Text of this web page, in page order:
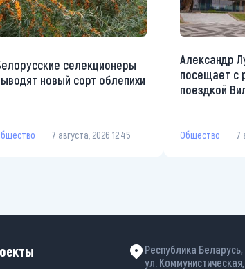
селекционеры
новый сорт облепихи
7 августа, 2026 12:45
Александр
посещает с
поездкой
Общество 7
Республика Беларусь,
ул.